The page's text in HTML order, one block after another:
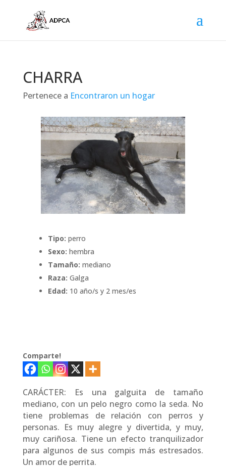
CHARRA
Pertenece a Encontraron un hogar
Tipo: perro
Sexo: hembra
Tamaño: mediano
Raza: Galga
Edad: 10 año/s y 2 mes/es
Comparte!
CARÁCTER: Es una galguita de tamaño
mediano, con un pelo negro como la seda. No
tiene problemas de relación con perros y
personas. Es muy alegre y divertida, y muy,
muy cariñosa. Tiene un efecto tranquilizador
para algunos de sus compis más estresados.
Un amor de perrita.